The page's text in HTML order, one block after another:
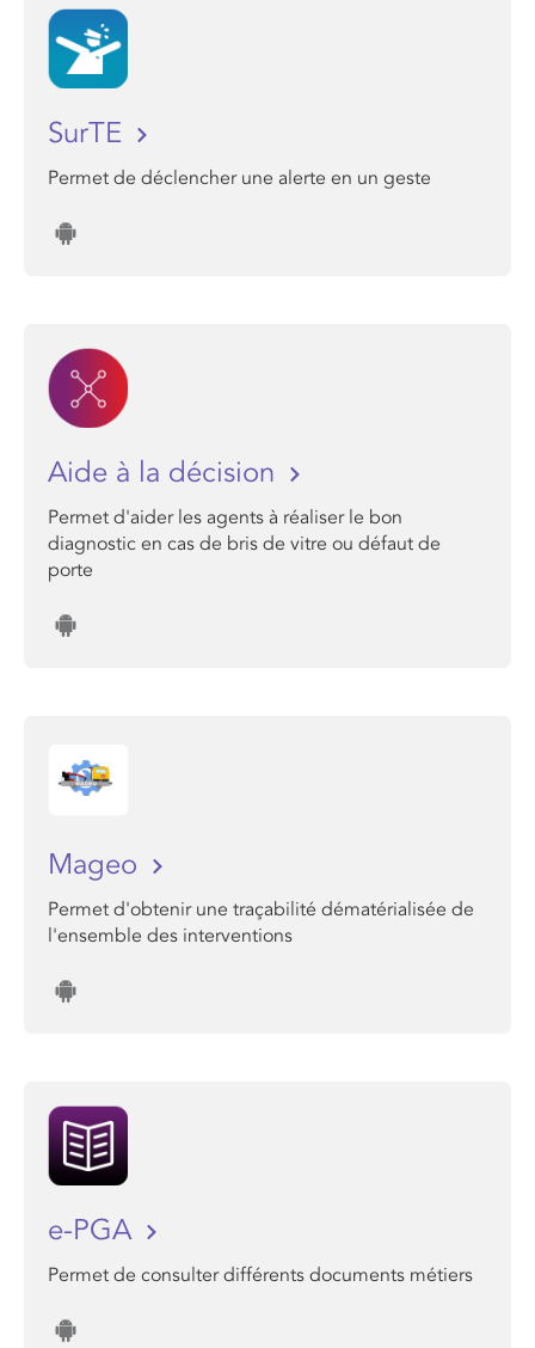
SurTE
Permet de déclencher une alerte en un geste
Aide à la décision
Permet d'aider les agents à réaliser le bon
diagnostic en cas de bris de vitre ou défaut de
porte
Mageo
Permet d'obtenir une traçabilité dématérialisée de
l'ensemble des interventions
e-PGA
Permet de consulter différents documents métiers